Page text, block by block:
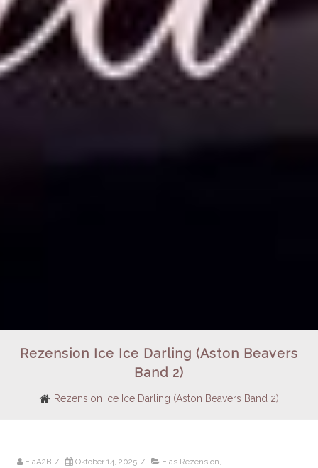
Rezension Ice Ice Darling (Aston Beavers
Band 2)
Rezension Ice Ice Darling (Aston Beavers Band 2)
ElaA2B / Oktober 14, 2025 / Elas Rezension,